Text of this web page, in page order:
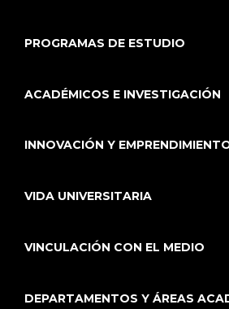
PROGRAMAS DE ESTUDIO
ACADÉMICOS E INVESTIGACIÓN
INNOVACIÓN Y
VIDA UNIVERSITARIA
VINCULACIÓN CON EL MEDIO
DEPARTAMENTOS Y ÁREAS